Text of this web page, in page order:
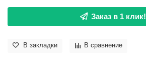
Заказ в 1 клик!
В закладки В сравнение